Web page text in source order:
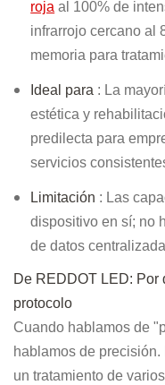
roja al 100% de
infrarrojo cercano al
memoria para
Ideal para : La
estética y
predilecta para
servicios
Limitación : Las
dispositivo en sí; no
de datos
De REDDOT LED: Por
protocolo
Cuando hablamos de
hablamos de
un tratamiento de